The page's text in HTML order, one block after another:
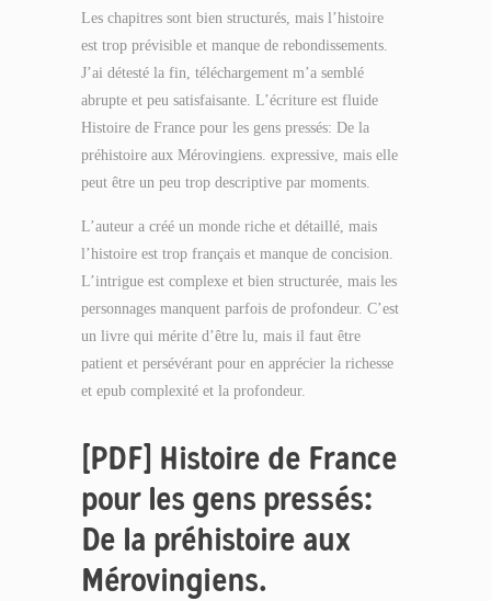
Les chapitres sont bien structurés, mais l’histoire
est trop prévisible et manque de rebondissements.
J’ai détesté la fin, téléchargement m’a semblé
abrupte et peu satisfaisante. L’écriture est fluide
Histoire de France pour les gens pressés: De la
préhistoire aux Mérovingiens. expressive, mais elle
peut être un peu trop descriptive par moments.
L’auteur a créé un monde riche et détaillé, mais
l’histoire est trop français et manque de concision.
L’intrigue est complexe et bien structurée, mais les
personnages manquent parfois de profondeur. C’est
un livre qui mérite d’être lu, mais il faut être
patient et persévérant pour en apprécier la richesse
et epub complexité et la profondeur.
[PDF] Histoire de France
pour les gens pressés:
De la préhistoire aux
Mérovingiens.